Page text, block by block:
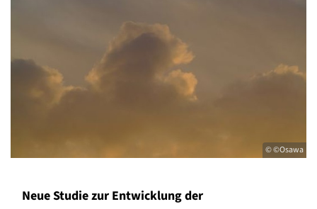
© ©Osawa
Neue Studie zur Entwicklung der